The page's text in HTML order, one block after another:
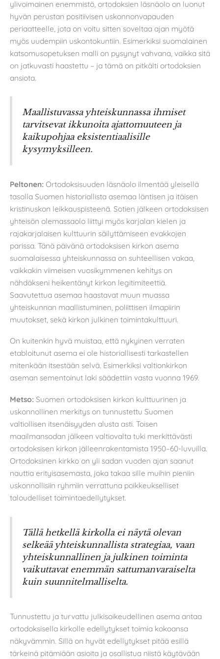
ylivoimainen enemmistö, ortodoksien läsnäolo on luonut
hyvän perustan positiivisen uskonnonvapauden
periaatteelle, jota on voitu sitten soveltaa ajan myötä
myös uudempiin uskontokuntiin. Esimerkiksi suomalainen
katsomusopetuksen malli on pysynyt vahvana, vaikka sitä
on jatkuvasti haastettu – ja tämä on pitkälti ortodoksien
ansiota.
Maallistuvassa yhteiskunnassa ihmiset
tarvitsevat ikkunoita ajattomuuteen ja
kaikupohjaa eksistentiaalisille
kysymyksilleen.
Peltonen: Ortodoksisuuden läsnäolo ilmentää yleisellä
tasolla Suomen historiallista asemaa läntisen ja itäisen
kristinuskon leikkauspisteenä. Sotien jälkeen ortodoksisen
yhteisön olemassaolo liittyi myös karjalan kielen ja
rajakarjalaisen kulttuurin säilyttämiseen evakkojen
parissa. Tänä päivänä ortodoksisen kirkon asema
suomalaisessa yhteiskunnassa on suhteellisen vakaa,
vaikkakin viimeisen vuosikymmenen kehitys on
nähdäkseni heikentänyt kirkon legitimiteettiä.
Saavutettua asemaa haastavat muun muassa
yhteiskunnan maallistuminen, poliittisen ilmapiirin
muutokset, sekä kirkon julkinen toimintakulttuuri.
On kuitenkin hyvä muistaa, että nykyinen verraten
etabloitunut asema ei ole historiallisesti tarkastellen
mitenkään itsestään selvä. Esimerkiksi valtionkirkon
aseman sementoinut laki säädettiin vasta vuonna 1969.
Metso: Suomen ortodoksisen kirkon kulttuurinen ja
uskonnollinen merkitys on tunnustettu Suomen
valtiollisen itsenäisyyden alusta asti. Toisen
maailmansodan jälkeen valtiovalta tuki merkittävästi
ortodoksisen kirkon jälleenrakentamista 1950–60-luvuilla.
Ortodoksinen kirkko on yli sadan vuoden ajan saanut
nauttia erityisasemasta, joka takaa sille muihin pieniin
uskonnollisiin ryhmiin verrattuna poikkeukselliset
taloudelliset toimintaedellytykset.
Tällä hetkellä kirkolla ei näytä olevan
selkeää yhteiskunnallista strategiaa, vaan
yhteiskunnallinen ja julkinen toiminta
vaikuttavat enemmän sattumanvaraiselta
kuin suunnitelmalliselta.
Tunnustettu ja turvattu julkisoikeudellinen asema antaa
ortodoksisella kirkolle edellytykset toimia kokoansa
näkyvämmin. Sillä on hyvät edellytykset pitää esillä
tärkeinä pitämiään asioita ja osallistua niistä käytävään